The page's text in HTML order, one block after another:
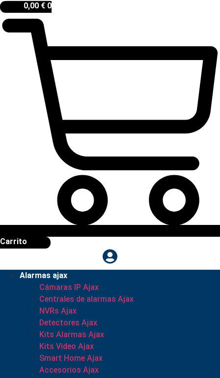
0,00 € 0
Carrito
Alarmas ajax
Cámaras IP Ajax
Centrales de alarmas Ajax
NVRs Ajax
Detectores Ajax
Kits Alarmas Ajax
Kits Video Ajax
Smart Home Ajax
Accesorios Ajax